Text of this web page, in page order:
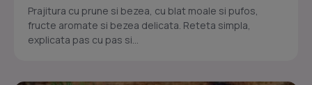
Prajitura cu prune si bezea, cu blat moale si pufos,
fructe aromate si bezea delicata. Reteta simpla,
explicata pas cu pas si...